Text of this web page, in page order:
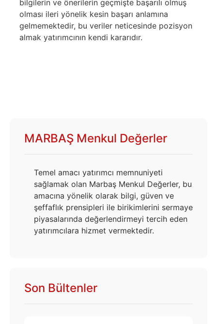
bilgilerin ve önerilerin geçmişte başarılı olmuş
olması ileri yönelik kesin başarı anlamına
gelmemektedir, bu veriler neticesinde pozisyon
almak yatırımcının kendi kararıdır.
MARBAŞ Menkul Değerler
Temel amacı yatırımcı memnuniyeti
sağlamak olan Marbaş Menkul Değerler, bu
amacına yönelik olarak bilgi, güven ve
şeffaflık prensipleri ile birikimlerini sermaye
piyasalarında değerlendirmeyi tercih eden
yatırımcılara hizmet vermektedir.
Son Bültenler